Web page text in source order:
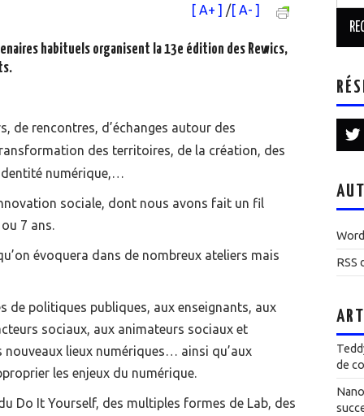
[ A+ ] /[ A- ]
habituels organisent la 13e édition des Rewics,
de rencontres, d’échanges autour des
des territoires, de la création, des
numérique,…
sociale, dont nous avons fait un fil
7 ans.
évoquera dans de nombreux ateliers mais
de politiques publiques, aux enseignants, aux
sociaux, aux animateurs sociaux et
lieux numériques… ainsi qu’aux
les enjeux du numérique.
Do It Yourself, des multiples formes de Lab, des
RSS
de